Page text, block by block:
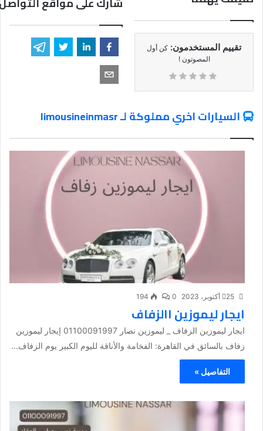
تقييم المستخدمون: كن أول
المصوتون !
السيارات اخري مملوكة لـ limousineinmasr
25 أكتوبر، 2023 0
194
ايجار ليموزين االزفاف
ايجار ليموزين الزفاف _ ليموزين نصار 01100091997 إيجار ليموزين
زفاف بالسائق في القاهرة: الفخامة والأناقة لليوم الكبير يوم الزفاف...
التفاصيل »